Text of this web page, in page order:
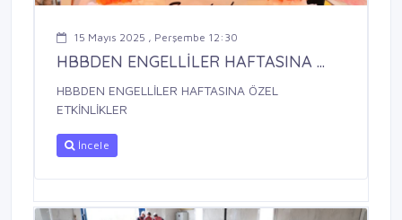
15 Mayıs 2025 , Perşembe 12:30
HBBDEN ENGELLİLER HAFTASINA ...
HBBDEN ENGELLİLER HAFTASINA ÖZEL
ETKİNLİKLER
İncele